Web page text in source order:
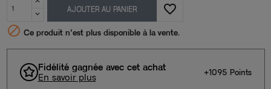
AJOUTER AU PANIER
favorite_border
 Ce produit n’est plus disponible à la vente.
Fidélité gagnée avec cet achat
En savoir plus
+1095 Points